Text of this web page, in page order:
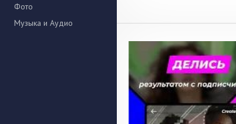
Фото
Музыка и Аудио